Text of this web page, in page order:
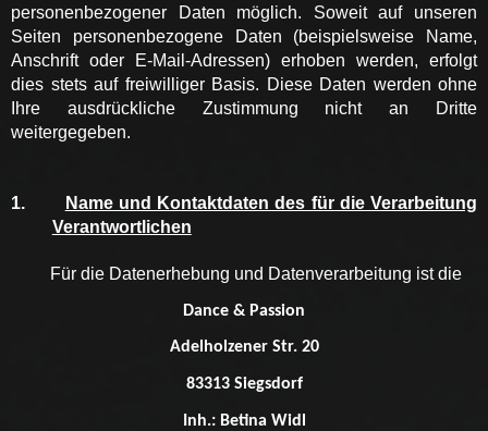
personenbezogener Daten möglich. Soweit auf unseren
Seiten personenbezogene Daten (beispielsweise Name,
Anschrift oder E-Mail-Adressen) erhoben werden, erfolgt
dies stets auf freiwilliger Basis. Diese Daten werden ohne
Ihre ausdrückliche Zustimmung nicht an Dritte
weitergegeben.
1.
Name und Kontaktdaten des für die Verarbeitung
Verantwortlichen
Für die Datenerhebung und Datenverarbeitung ist die
Dance & Passion
Adelholzener Str. 20
83313 Siegsdorf
Inh.: Betina Widl